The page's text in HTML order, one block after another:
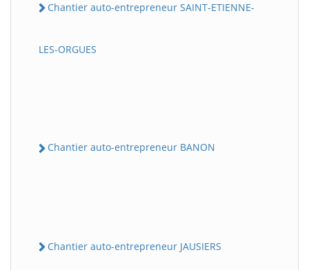
Chantier auto-entrepreneur SAINT-ETIENNE-
LES-ORGUES
Chantier auto-entrepreneur BANON
Chantier auto-entrepreneur JAUSIERS